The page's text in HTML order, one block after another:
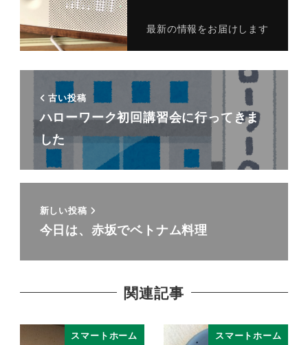
最新の情報をお届けします
古い投稿
ハローワーク初回講習会に行ってきま
した
新しい投稿
今日は、赤坂でベトナム料理
関連記事
スマートホーム スマートホーム